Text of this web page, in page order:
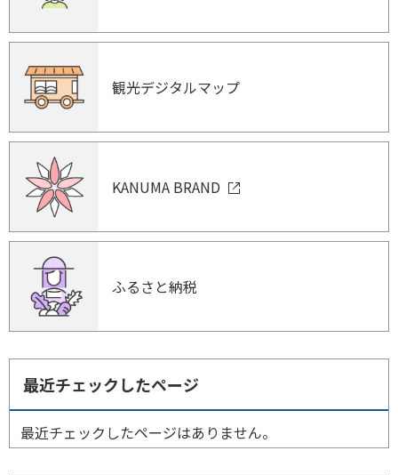
観光デジタルマップ
KANUMA BRAND
ふるさと納税
最近チェックしたページ
最近チェックしたページはありません。